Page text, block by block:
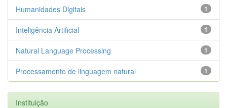
1
Humanidades Digitais
1
Inteligência Artificial
1
Natural Language Processing
1
Processamento de linguagem natural
Instituição